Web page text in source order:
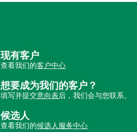
现有客户
查看我们的客户中心
想要成为我们的客户？
填写并提交意向表后，我们会与您联系。
候选人
查看我们的候选人服务中心